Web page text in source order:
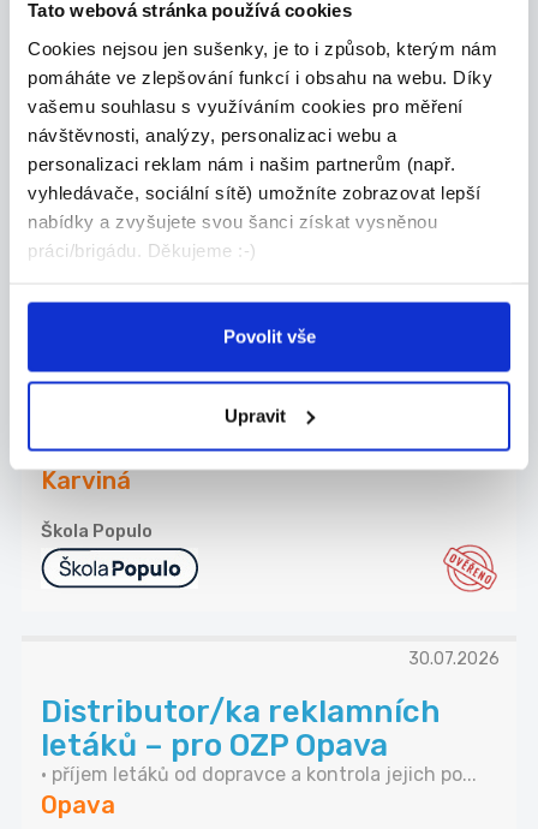
Tato webová stránka používá cookies
Cookies nejsou jen sušenky, je to i způsob, kterým nám
pomáháte ve zlepšování funkcí i obsahu na webu. Díky
vašemu souhlasu s využíváním cookies pro měření
návštěvnosti, analýzy, personalizaci webu a
personalizaci reklam nám i našim partnerům (např.
vyhledávače, sociální sítě) umožníte zobrazovat lepší
nabídky a zvyšujete svou šanci získat vysněnou
práci/brigádu. Děkujeme :-)
Povolit vše
Upravit
Výpomoc jako řidič – rychlá a
spolehlivá pomoc na ces...
Jedná se o výpomoc v roli řidiče. Hledáme
Ostrava
Dmitrij Dreljuš
Doučujte s námi až za 350 Kč
Doučujte to, co vám jde. V čase, který vám
vyhov...
Karviná
Škola Populo
30.07.2026
Distributor/ka reklamních
letáků – pro OZP Opava
• příjem letáků od dopravce a kontrola jejich po...
Opava